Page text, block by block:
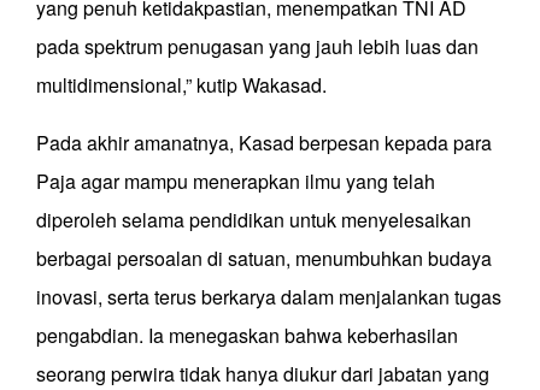
yang penuh ketidakpastian, menempatkan TNI AD
pada spektrum penugasan yang jauh lebih luas dan
multidimensional,” kutip Wakasad.
Pada akhir amanatnya, Kasad berpesan kepada para
Paja agar mampu menerapkan ilmu yang telah
diperoleh selama pendidikan untuk menyelesaikan
berbagai persoalan di satuan, menumbuhkan budaya
inovasi, serta terus berkarya dalam menjalankan tugas
pengabdian. Ia menegaskan bahwa keberhasilan
seorang perwira tidak hanya diukur dari jabatan yang